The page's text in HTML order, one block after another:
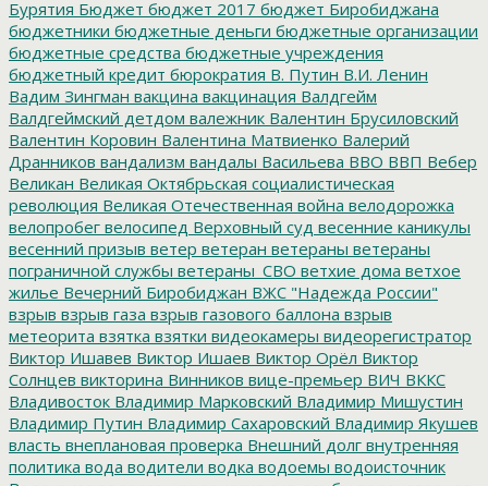
Бурятия Бюджет бюджет 2017 бюджет Биробиджана
бюджетники бюджетные деньги бюджетные организации
бюджетные средства бюджетные учреждения
бюджетный кредит бюрократия В. Путин В.И. Ленин
Вадим Зингман вакцина вакцинация Валдгейм
Валдгеймский детдом валежник Валентин Брусиловский
Валентин Коровин Валентина Матвиенко Валерий
Дранников вандализм вандалы Васильева ВВО ВВП Вебер
Великан Великая Октябрьская социалистическая
революция Великая Отечественная война велодорожка
велопробег велосипед Верховный суд весенние каникулы
весенний призыв ветер ветеран ветераны ветераны
пограничной службы ветераны_СВО ветхие дома ветхое
жилье Вечерний Биробиджан ВЖС "Надежда России"
взрыв взрыв газа взрыв газового баллона взрыв
метеорита взятка взятки видеокамеры видеорегистратор
Виктор Ишавев Виктор Ишаев Виктор Орёл Виктор
Солнцев викторина Винников вице-премьер ВИЧ ВККС
Владивосток Владимир Марковский Владимир Мишустин
Владимир Путин Владимир Сахаровский Владимир Якушев
власть внеплановая проверка Внешний долг внутренняя
политика вода водители водка водоемы водоисточник